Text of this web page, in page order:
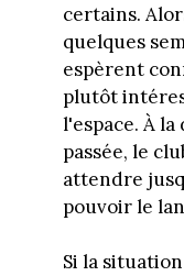
certains.
quelques
espèrent
plutôt
l'espace. À
passée, le
attendre
pouvoir le
Si la